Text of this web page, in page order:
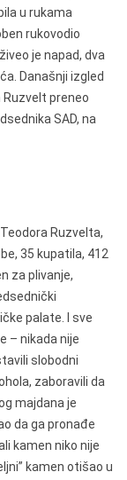
u rukama
rukovodio
je napad, dva
Današnji izgled
Ruzvelt preneo
SAD, na
Ruzvelta,
35 kupatila, 412
za plivanje,
palate. I sve
– nikada nije
slobodni
zaboravili da
majdana je
da ga pronađe
kamen niko nije
kamen otišao u